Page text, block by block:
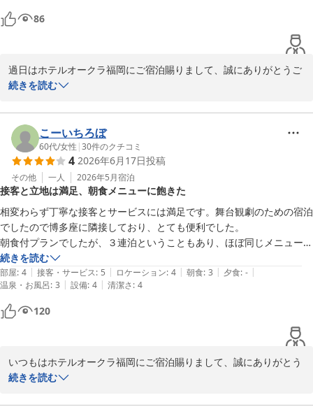
86
過日はホテルオークラ福岡にご宿泊賜りまして、誠にありがとうご
ざいます。歌舞伎の余韻を損なうことなく、快適にご滞在頂けたご
ことで福岡での滞在がご満足いただけるように、引き続き精進して
まいりますので、是非またご来館くださいませ。心よりお待ち申し
ホテルオークラ福岡
2026-07-05
続きを読む
こーいちろぼ
60代/女性 |30件のクチコミ
4 2026年6月17日投稿
その他 一人 2026年5月宿泊
接客と立地は満足、朝食メニューに飽きた
相変わらず丁寧な接客とサービスには満足です。舞台観劇のための宿泊
でしたので博多座に隣接しており、とても便利でした。
朝食付プランでしたが、３連泊ということもあり、ほぼ同じメニューで
飽きてしまいました。残念です。
続きを読む
部屋: 4 | 接客・サービス: 5 | ロケーション: 4 | 朝食: 3 | 夕食: - |
温泉・お風呂: 3 | 設備: 4 | 清潔さ: 4
120
いつもはホテルオークラ福岡にご宿泊賜りまして、誠にありがとう
ございます。ご朝食に対するご意見も拝見しました。ご連泊でのご
す。どれだけのお時間を過ごされても快適にお過ごしいただけるよ
続きを読む